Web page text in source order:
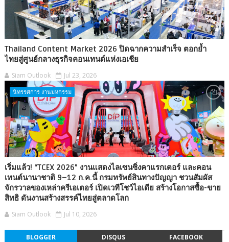
Thailand Content Market 2026 ปิดฉากความสำเร็จ ตอกย้ำ
ไทยสู่ศูนย์กลางธุรกิจคอนเทนต์แห่งเอเชีย
Siam Outlook Jul 23, 2026
นิทรรศการ งานมหกรรม
เริ่มแล้ว! “TCEX 2026” งานแสดงไลเซนซิ่งคาแรกเตอร์ และคอน
เทนต์นานาชาติ 9–12 ก.ค.นี้ กรมทรัพย์สินทางปัญญา ชวนสัมผัส
จักรวาลของเหล่าครีเอเตอร์ เปิดเวทีโชว์ไอเดีย สร้างโอกาสซื้อ-ขาย
สิทธิ ดันงานสร้างสรรค์ไทยสู่ตลาดโลก
Siam Outlook Jul 10, 2026
BLOGGER DISQUS FACEBOOK